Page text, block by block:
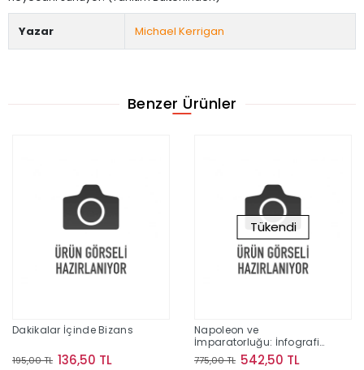
Yazar Michael Kerrigan
Benzer Ürünler
Dakikalar İçinde Bizans
195,00 TL 136,50 TL
Tükendi
Napoleon ve
İmparatorluğu: İnfografik
(Ciltli)
775,00 TL 542,50 TL